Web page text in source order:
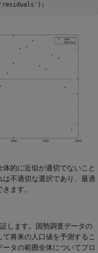
'residuals'
的に近似が適切でないこと
不適切な選択であり、最適
ます。
します。国勢調査データの
将来の人口値を予測するこ
タの範囲全体についてプロ